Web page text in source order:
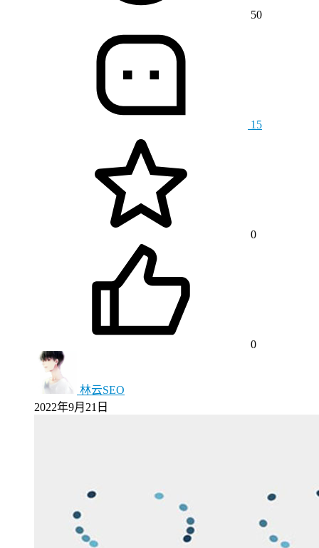
50
15
0
0
林云SEO
2022年9月21日